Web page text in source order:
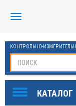
КОНТРОЛЬНО-